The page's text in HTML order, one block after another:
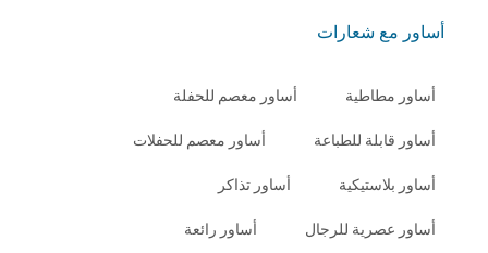
أساور مع شعارات
أساور مطاطية أساور معصم للحفلة
أساور قابلة للطباعة أساور معصم للحفلات
أساور بلاستيكية أساور تذاكر
أساور عصرية للرجال أساور رائعة